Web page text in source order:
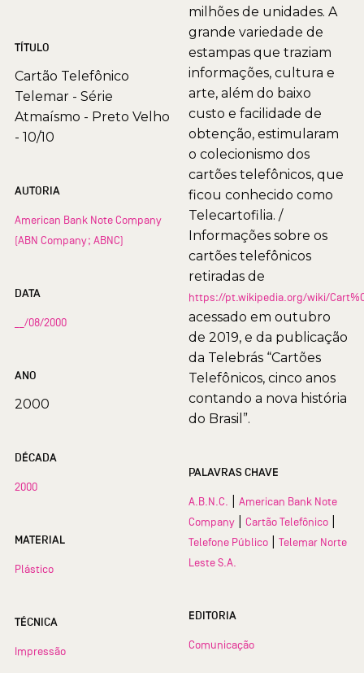
TÍTULO
Cartão Telefônico
Telemar - Série
Atmaísmo - Preto Velho
- 10/10
AUTORIA
American Bank Note Company
(ABN Company; ABNC)
DATA
__/08/2000
ANO
2000
DÉCADA
2000
MATERIAL
Plástico
TÉCNICA
Impressão
milhões de unidades. A
grande variedade de
estampas que traziam
informações, cultura e
arte, além do baixo
custo e facilidade de
obtenção, estimularam
o colecionismo dos
cartões telefônicos, que
ficou conhecido como
Telecartofilia. /
Informações sobre os
cartões telefônicos
retiradas de
https://pt.wikipedia.org/wiki/
acessado em outubro
de 2019, e da publicação
da Telebrás “Cartões
Telefônicos, cinco anos
contando a nova história
do Brasil”.
PALAVRAS CHAVE
A.B.N.C.
American Bank Note
Company
Cartão Telefônico
Telefone Público
Telemar Norte
Leste S.A.
EDITORIA
Comunicação